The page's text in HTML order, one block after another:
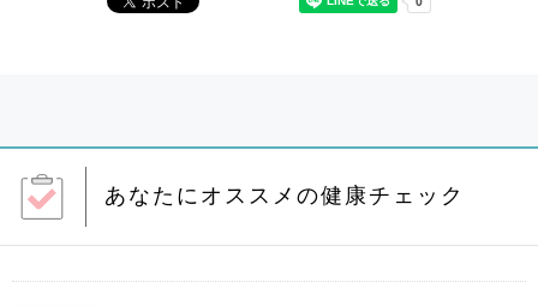
あなたにオススメの健康チェック